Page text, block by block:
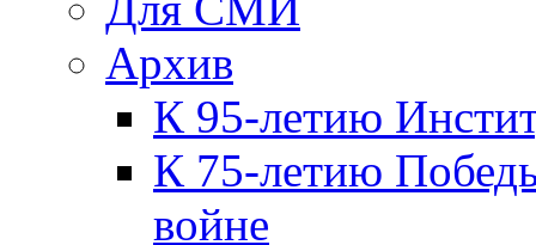
Архив
К 95-летию
К 75-летию
войне